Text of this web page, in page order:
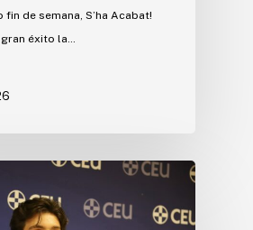
de semana, S’ha Acabat!
éxito la…